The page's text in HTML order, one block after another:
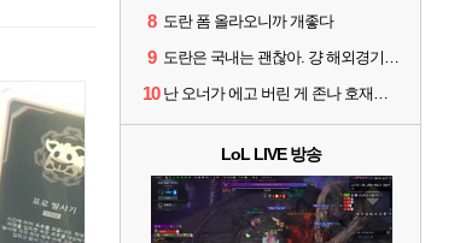
8 도란 폼 올라오니까 개좋다
9 도란은 국내는 괜찮아. 걍 해외경기가 개 쓰레기라 그래
10 난 오너가 에고 버린 게 존나 호재라고 봄
LoL LIVE 방송